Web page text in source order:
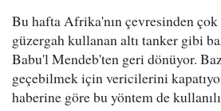
Bu hafta Afrika'nın çevresinden
güzergah kullanan altı tanker gibi
Babu'l Mendeb'ten geri dönüyor.
geçebilmek için vericilerini
haberine göre bu yöntem de